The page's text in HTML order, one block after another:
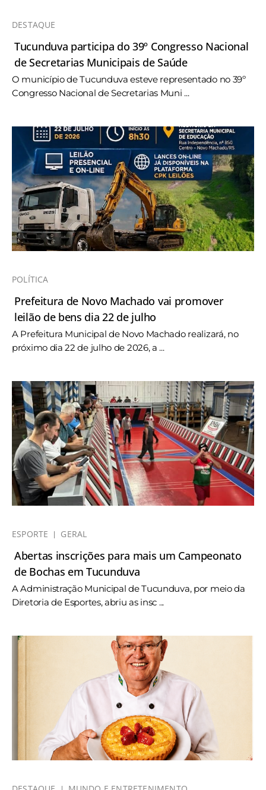
DESTAQUE
Tucunduva participa do 39º Congresso Nacional
de Secretarias Municipais de Saúde
O município de Tucunduva esteve representado no 39º
Congresso Nacional de Secretarias Muni ...
POLÍTICA
Prefeitura de Novo Machado vai promover
leilão de bens dia 22 de julho
A Prefeitura Municipal de Novo Machado realizará, no
próximo dia 22 de julho de 2026, a ...
ESPORTE GERAL
Abertas inscrições para mais um Campeonato
de Bochas em Tucunduva
A Administração Municipal de Tucunduva, por meio da
Diretoria de Esportes, abriu as insc ...